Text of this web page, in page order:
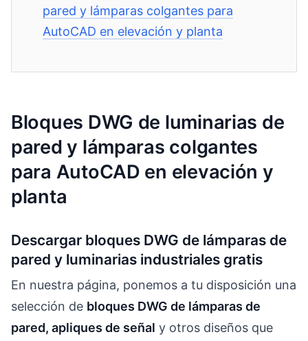
pared y lámparas colgantes para
AutoCAD en elevación y planta
Bloques DWG de luminarias de
pared y lámparas colgantes
para AutoCAD en elevación y
planta
Descargar bloques DWG de lámparas de
pared y luminarias industriales gratis
En nuestra página, ponemos a tu disposición una
selección de bloques DWG de lámparas de
pared, apliques de señal y otros diseños que